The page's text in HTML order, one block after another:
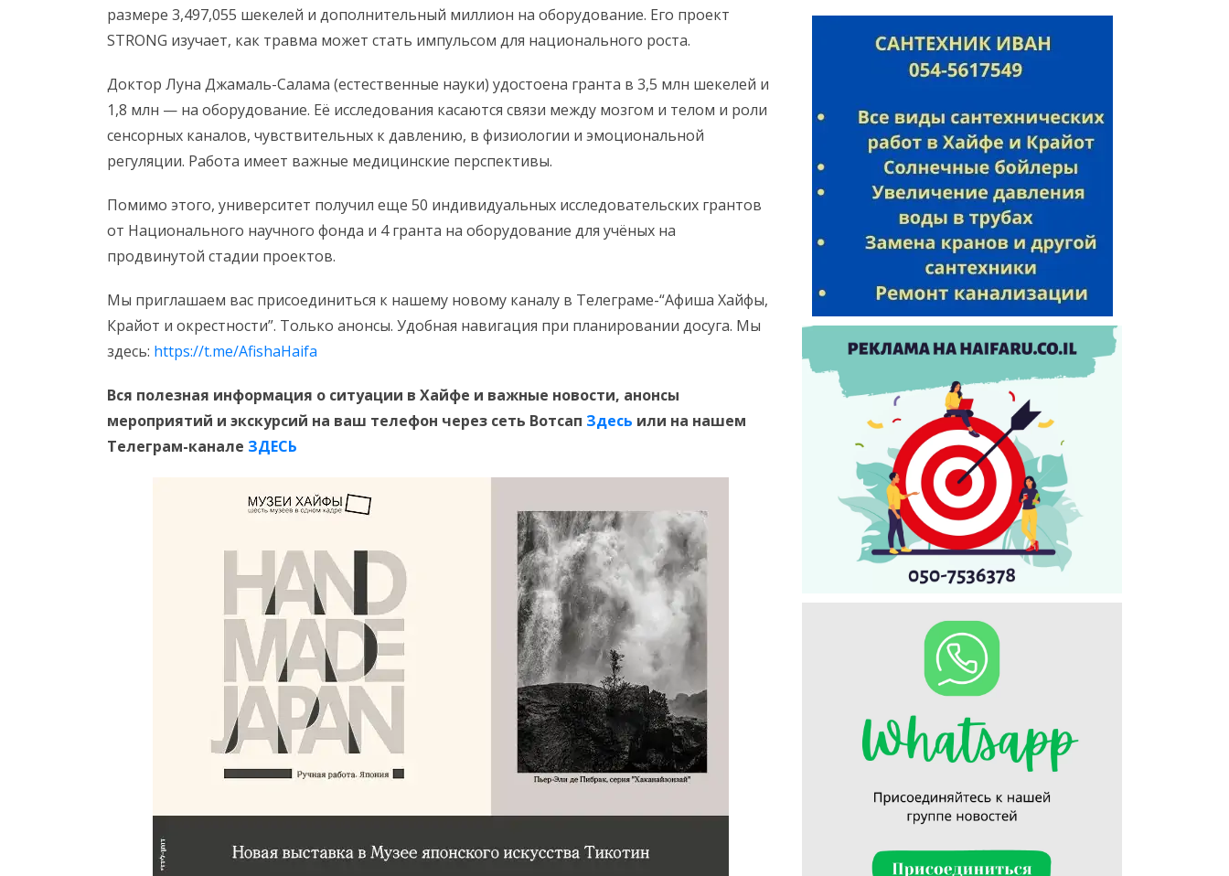
размере 3,497,055 шекелей и дополнительный миллион на оборудование. Его проект
STRONG изучает, как травма может стать импульсом для национального роста.
Доктор Луна Джамаль-Салама (естественные науки) удостоена гранта в 3,5 млн шекелей и
1,8 млн — на оборудование. Её исследования касаются связи между мозгом и телом и роли
сенсорных каналов, чувствительных к давлению, в физиологии и эмоциональной
регуляции. Работа имеет важные медицинские перспективы.
Помимо этого, университет получил еще 50 индивидуальных исследовательских грантов
от Национального научного фонда и 4 гранта на оборудование для учёных на
продвинутой стадии проектов.
Мы приглашаем вас присоединиться к нашему новому каналу в Телеграме-“Афиша Хайфы,
Крайот и окрестности”. Только анонсы. Удобная навигация при планировании досуга. Мы
здесь: https://t.me/AfishaHaifa
Вся полезная информация о ситуации в Хайфе и важные новости, анонсы
мероприятий и экскурсий на ваш телефон через сеть Вотсап Здесь или на нашем
Телеграм-канале ЗДЕСЬ